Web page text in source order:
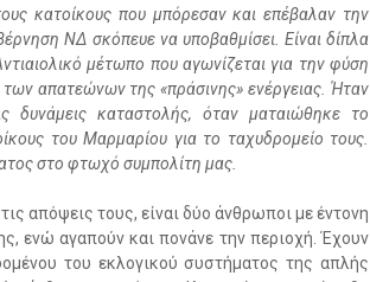
κατοίκους που μπόρεσαν και επέβαλαν την
ΝΔ σκόπευε να υποβαθμίσει. Είναι δίπλα
μέτωπο που αγωνίζεται για την φύση
απατεώνων της «πράσινης» ενέργειας. Ήταν
δυνάμεις καταστολής, όταν ματαιώθηκε το
του Μαρμαρίου για το ταχυδρομείο τους.
στο φτωχό συμπολίτη μας.
απόψεις τους, είναι δύο άνθρωποι με έντονη
ενώ αγαπούν και πονάνε την περιοχή. Έχουν
του εκλογικού συστήματος της απλής